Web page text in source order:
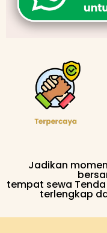
Jadikan
tempat sewa
terlengkap